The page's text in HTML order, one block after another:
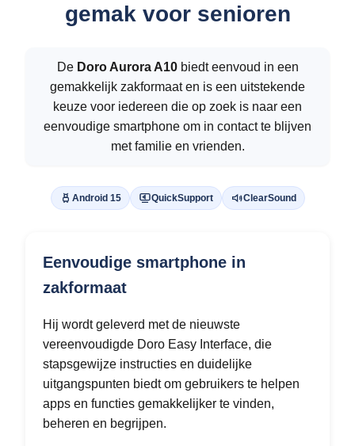
gemak voor senioren
De Doro Aurora A10biedt eenvoud in een
gemakkelijk zakformaat en is een uitstekende
keuze voor iedereen die op zoek is naar een
eenvoudige smartphone om in contact te blijven
met familie en vrienden.
Android 15 QuickSupport ClearSound
Eenvoudige smartphone in
zakformaat
Hij wordt geleverd met de nieuwste
vereenvoudigde Doro Easy Interface, die
stapsgewijze instructies en duidelijke
uitgangspunten biedt om gebruikers te helpen
apps en functies gemakkelijker te vinden,
beheren en begrijpen.